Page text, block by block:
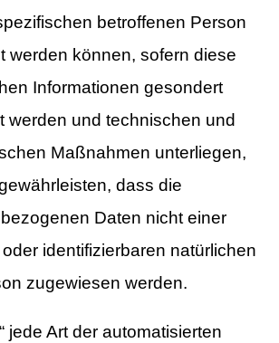
betroffenen Person
werden können, sofern diese
Informationen gesondert
werden und technischen und
Maßnahmen unterliegen,
dass die
Daten nicht einer
identifizierbaren natürlichen
zugewiesen werden.
jede Art der automatisierten